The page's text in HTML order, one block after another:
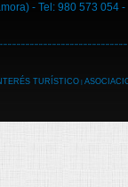
- Tel: 980 573 054 -
TURÍSTICO